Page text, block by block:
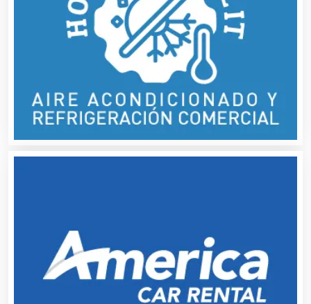
Asesoría Fiscal
Asociaciones Civiles
Audios para Eventos